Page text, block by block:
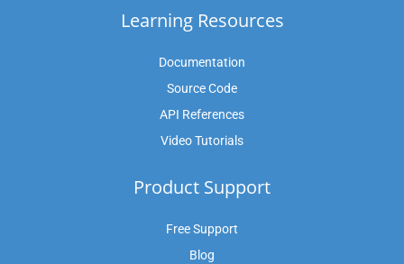
Learning Resources
Documentation
Source Code
API References
Video Tutorials
Product Support
Free Support
Blog